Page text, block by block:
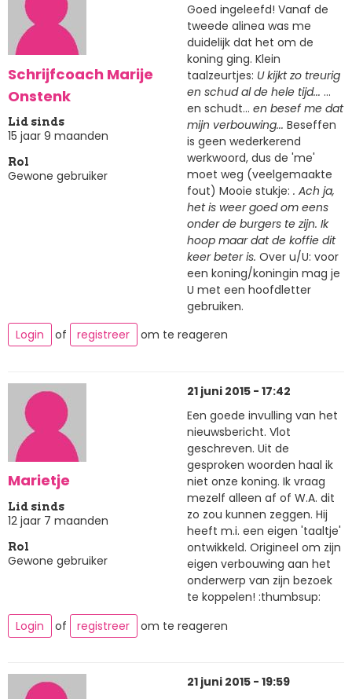
Schrijfcoach Marije
Onstenk
Lid sinds
15 jaar 9 maanden
Rol
Gewone gebruiker
Goed ingeleefd! Vanaf de
tweede alinea was me
duidelijk dat het om de
koning ging. Klein
taalzeurtjes: U kijkt zo treurig
en schud al de hele tijd... ...
en schudt... en besef me dat
mijn verbouwing... Beseffen
is geen wederkerend
werkwoord, dus de 'me'
moet weg (veelgemaakte
fout) Mooie stukje: . Ach ja,
het is weer goed om eens
onder de burgers te zijn. Ik
hoop maar dat de koffie dit
keer beter is. Over u/U: voor
een koning/koningin mag je
U met een hoofdletter
gebruiken.
Login
of registreer om te reageren
Marietje
Lid sinds
12 jaar 7 maanden
Rol
Gewone gebruiker
21 juni 2015 - 17:42
Een goede invulling van het
nieuwsbericht. Vlot
geschreven. Uit de
gesproken woorden haal ik
niet onze koning. Ik vraag
mezelf alleen af of W.A. dit
zo zou kunnen zeggen. Hij
heeft m.i. een eigen 'taaltje'
ontwikkeld. Origineel om zijn
eigen verbouwing aan het
onderwerp van zijn bezoek
te koppelen! :thumbsup:
Login
of registreer om te reageren
21 juni 2015 - 19:59